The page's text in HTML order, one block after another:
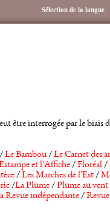
être interrogée par le biais
/Le Bambou/Le Carnet des
et l'Affiche/Floréal/
/Les Marches de l'Est/
/La Plume/Plume au vent
Revue indépendante/
Sélection de la langue